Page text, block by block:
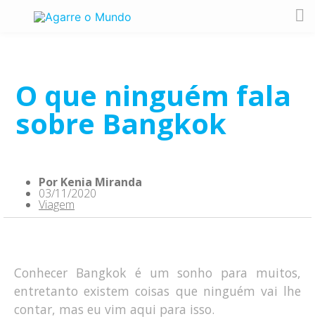
O que ninguém fala
sobre Bangkok
Por Kenia Miranda
03/11/2020
Viagem
Conhecer Bangkok é um sonho para muitos,
entretanto existem coisas que ninguém vai lhe
contar, mas eu vim aqui para isso.